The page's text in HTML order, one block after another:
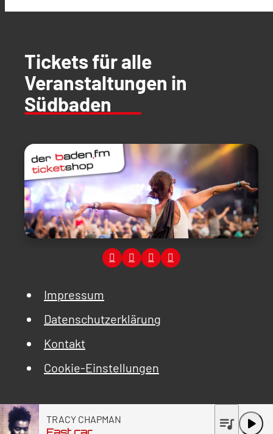
Tickets für alle
Veranstaltungen in
Südbaden
Impressum
Datenschutzerklärung
Kontakt
Cookie-Einstellungen
TRACY CHAPMAN play_arrow
queue_music